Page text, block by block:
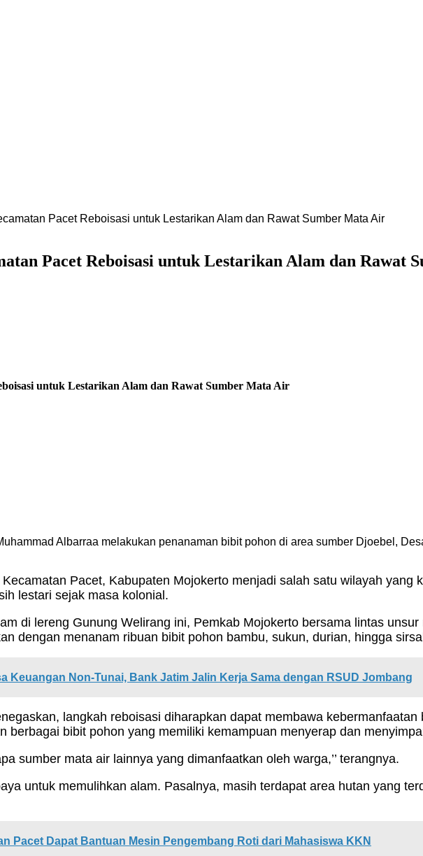
Pacet Reboisasi untuk Lestarikan Alam dan Rawat Sumber Mata Air
Pacet Reboisasi untuk Lestarikan Alam dan Rawat
untuk Lestarikan Alam dan Rawat Sumber Mata Air
Albarraa melakukan penanaman bibit pohon di area sumber Djoebel,
Pacet, Kabupaten Mojokerto menjadi salah satu wilayah
lestari sejak masa kolonial.
di lereng Gunung Welirang ini, Pemkab Mojokerto bersama lintas
dengan menanam ribuan bibit pohon bambu, sukun, durian, hingga
Keuangan Non-Tunai, Bank Jatim Jalin Kerja Sama dengan RSUD Jombang
langkah reboisasi diharapkan dapat membawa
berbagai bibit pohon yang memiliki kemampuan menyerap dan
sumber mata air lainnya yang dimanfaatkan oleh warga,’’ terangnya.
untuk memulihkan alam. Pasalnya, masih terdapat area hutan yang
Pacet Dapat Bantuan Mesin Pengembang Roti dari Mahasiswa KKN